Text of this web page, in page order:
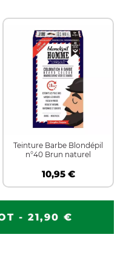
Teinture Barbe Blondépil
n°40 Brun naturel
10,95 €
- 21,90 €